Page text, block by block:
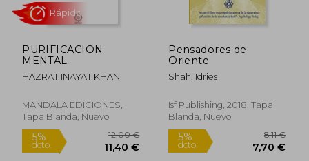
5% 5%
PURIFICACION
MENTAL
HAZRAT INAYAT KHAN
MANDALA EDICIONES,
Tapa Blanda, Nuevo
Pensadores de
Oriente
Shah, Idries
Isf Publishing, 2018, Tapa
Blanda, Nuevo